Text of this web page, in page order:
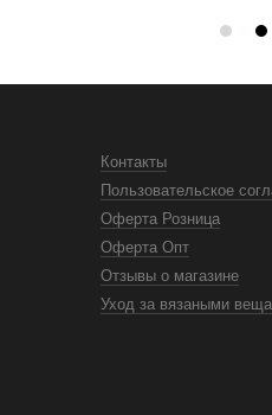
Контакты
Пользовательское
Оферта Розница
Оферта Опт
Отзывы о магазине
Уход за вязаными